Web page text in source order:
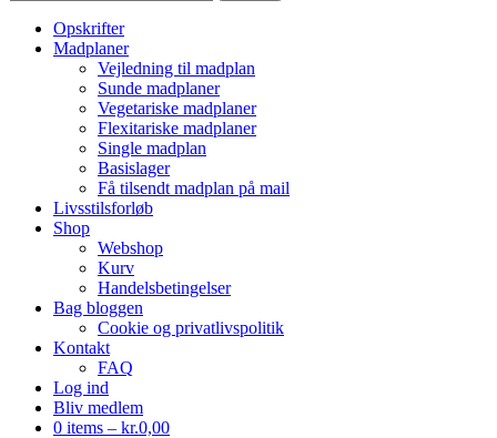
Opskrifter
Madplaner
Vejledning til madplan
Sunde madplaner
Vegetariske madplaner
Flexitariske madplaner
Single madplan
Basislager
Få tilsendt madplan på mail
Livsstilsforløb
Shop
Webshop
Kurv
Handelsbetingelser
Bag bloggen
Cookie og privatlivspolitik
Kontakt
FAQ
Log ind
Bliv medlem
0 items – kr.0,00